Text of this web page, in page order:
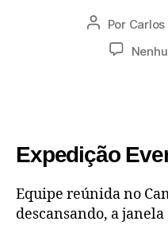
Por Carlos
Expedição
Equipe reúnida no
descansando, a